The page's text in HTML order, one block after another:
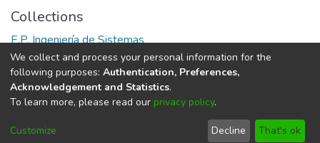
Collections
E.P. Ingeniería de Sistemas
Full item page
DSpace softwarecopyright © 2002-2026
Cookie
End User
Send
We collect and process your personal information for the
following purposes: Authentication, Preferences,
Acknowledgement and Statistics.
To learn more, please read our privacy policy.
Customize Decline That's ok